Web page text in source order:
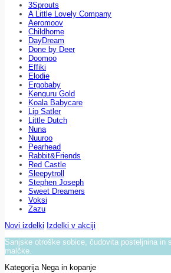
3Sprouts
A Little Lovely Company
Aeromoov
Childhome
DayDream
Done by Deer
Doomoo
Effiki
Elodie
Ergobaby
Kenguru Gold
Koala Babycare
Lip Satler
Little Dutch
Nuna
Nuuroo
Pearhead
Rabbit&Friends
Red Castle
Sleepytroll
Stephen Joseph
Sweet Dreamers
Voksi
Zazu
Novi izdelki Izdelki v akciji
Sanjske otroške sobice, čudovita posteljnina in
malčke.
Kategorija Nega in kopanje